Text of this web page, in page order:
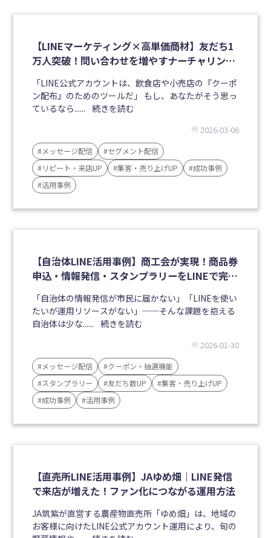
【LINEマーケティング×高単価商材】友だち1
万人突破！問い合わせを増やすナーチャリング
「LINE公式アカウントは、飲食店や小売店の『クーポ
ン配布』のためのツールだ」 もし、あなたがそう思っ
ているなら...... 続きを読む
2026-03-06
#メッセージ配信
#セグメント配信
#リピート・来店UP
#集客・売り上げUP
#成功事例
#活用事例
【自治体LINE活用事例】商工会が実現！商品券
申込・情報発信・スタンプラリーをLINEで完結
「自治体の情報発信が市民に届かない」「LINEを使い
たいが運用リソースがない」──そんな課題を抱える
自治体は少な...... 続きを読む
2026-01-30
#メッセージ配信
#クーポン・抽選機能
#スタンプラリー
#友だち数UP
#集客・売り上げUP
#成功事例
#活用事例
【直売所LINE活用事例】JAゆめ畑｜LINE発信
で来店が増えた！ファン化につながる運用方法
JA筑紫が直営する農産物直売所「ゆめ畑」は、地域の
お客様に向けたLINE公式アカウント運用により、旬の